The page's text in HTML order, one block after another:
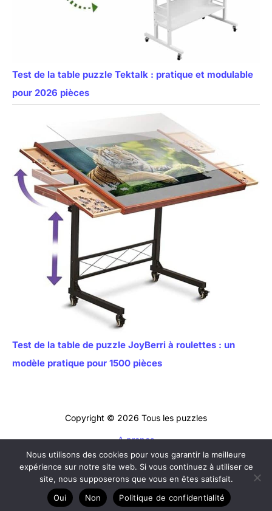
Test de la table puzzle Tektalk : pratique et modulable
pour 2026 pièces
Test de la table de puzzle JoyBerri à roulettes : un
modèle pratique pour 1500 pièces
Copyright © 2026 Tous les puzzles
A propos
Contact
Mentions légales
Politique de confidentialité
Nous utilisons des cookies pour vous garantir la meilleure
expérience sur notre site web. Si vous continuez à utiliser ce
site, nous supposerons que vous en êtes satisfait.
Oui
Non Politique de confidentialité